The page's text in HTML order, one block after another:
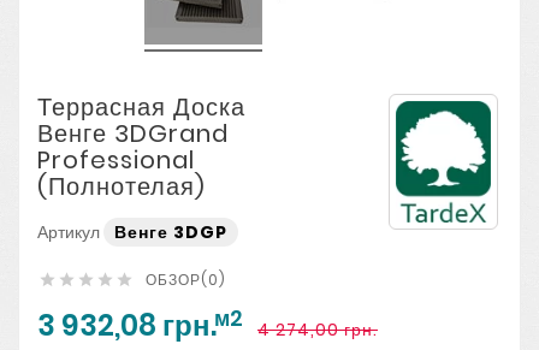
Террасная Доска
Венге 3DGrand
Professional
(полнотелая)
Артикул Венге 3DGP
     ОБЗОР(0)
3 932,08 грн.м2 4 274,00 грн.